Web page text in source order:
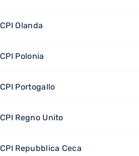
CPI Olanda
CPI Polonia
CPI Portogallo
CPI Regno Unito
CPI Repubblica Ceca